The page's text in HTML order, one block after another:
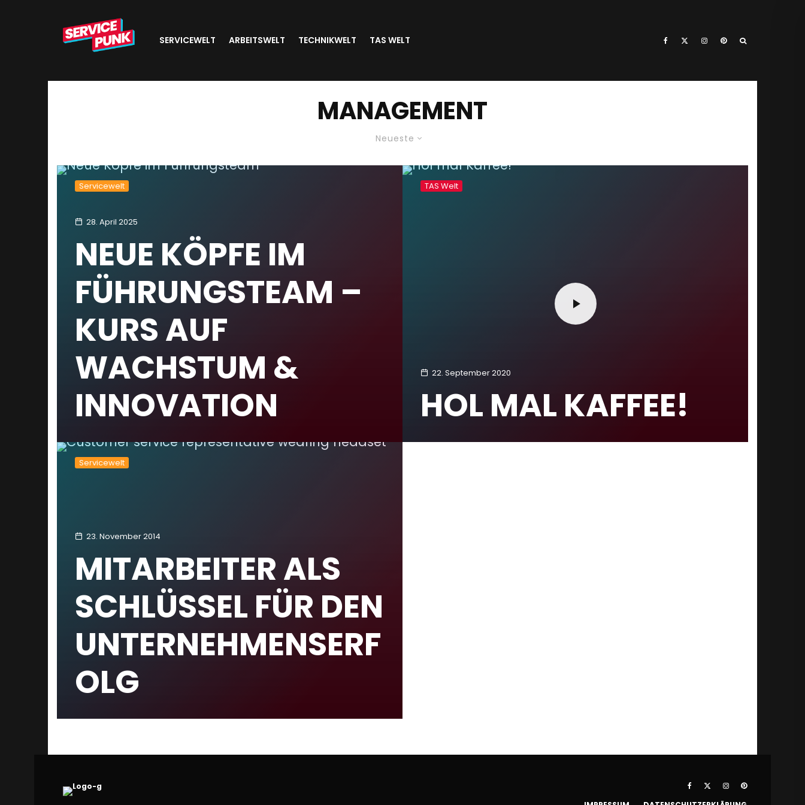
SERVICEWELT ARBEITSWELT TECHNIKWELT TAS WELT
MANAGEMENT
Neueste
Servicewelt
28. April 2025
NEUE KÖPFE IM
FÜHRUNGSTEAM –
KURS AUF
WACHSTUM &
INNOVATION
TAS Welt
22. September 2020
HOL MAL KAFFEE!
Servicewelt
23. November 2014
MITARBEITER ALS
SCHLÜSSEL FÜR DEN
UNTERNEHMENSERF
OLG